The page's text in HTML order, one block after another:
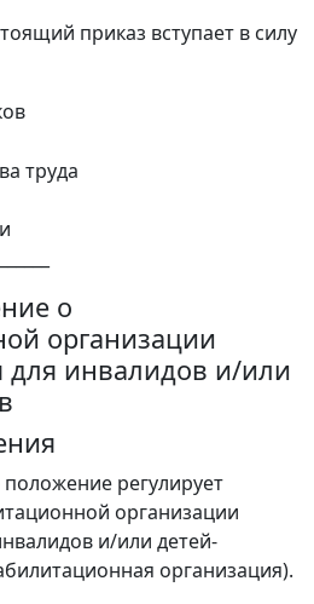
приказ вступает в силу
труда
о
организации
для инвалидов и/или
регулирует
организации
и/или детей-
организация).